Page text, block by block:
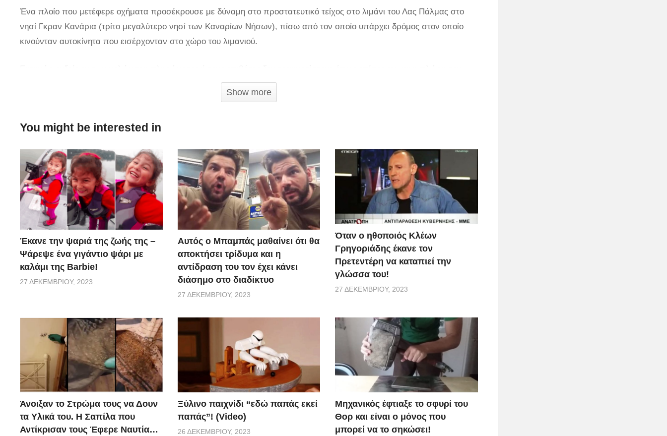
Ένα πλοίο που μετέφερε οχήματα προσέκρουσε με δύναμη στο προστατευτικό τείχος στο λιμάνι του Λας Πάλμας στο
νησί Γκραν Κανάρια (τρίτο μεγαλύτερο νησί των Καναρίων Νήσων), πίσω από τον οποίο υπάρχει δρόμος στον οποίο
κινούνταν αυτοκίνητα που εισέρχονταν στο χώρο του λιμανιού.
πλοίου έσπασε το τσιμεντένιο τείχος από την άλλη πλευρά δεν υπήρχαν πεζοί ή αυτοκίνητα. Η εικόνα πάντως του
πλοίου να πέφτει πάνω στο τείχος και να το σπάει είναι συγκλονιστικές ενώ όπως φαίνεται στο βίντεο δευτερόλεπτα
Show more
You might be interested in
Έκανε την ψαριά της ζωής της –
Ψάρεψε ένα γιγάντιο ψάρι με
καλάμι της Barbie!
27 ΔΕΚΕΜΒΡΊΟΥ, 2023
Αυτός ο Μπαμπάς μαθαίνει ότι θα
αποκτήσει τρίδυμα και η
αντίδραση του τον έχει κάνει
διάσημο στο διαδίκτυο
27 ΔΕΚΕΜΒΡΊΟΥ, 2023
Όταν ο ηθοποιός Κλέων
Γρηγοριάδης έκανε τον
Πρετεντέρη να καταπιεί την
γλώσσα του!
27 ΔΕΚΕΜΒΡΊΟΥ, 2023
Άνοιξαν το Στρώμα τους να Δουν
τα Υλικά του. Η Σαπίλα που
Αντίκρισαν τους Έφερε Ναυτία…
Ξύλινο παιχνίδι “εδώ παπάς εκεί
παπάς”! (Video)
26 ΔΕΚΕΜΒΡΊΟΥ, 2023
Μηχανικός έφτιαξε το σφυρί του
Θορ και είναι ο μόνος που
μπορεί να το σηκώσει!